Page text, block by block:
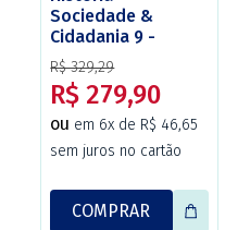
Sociedade &
Cidadania 9 -
Alfredo Boulos
Júnior - 5ª edição
2022 - Ed. FTD
R$ 329,29
R$ 279,90
ou em 6x de R$ 46,65
sem juros no cartão
COMPRAR